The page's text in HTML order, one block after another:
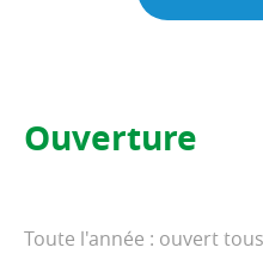
Ouverture
Toute l'année : ouvert